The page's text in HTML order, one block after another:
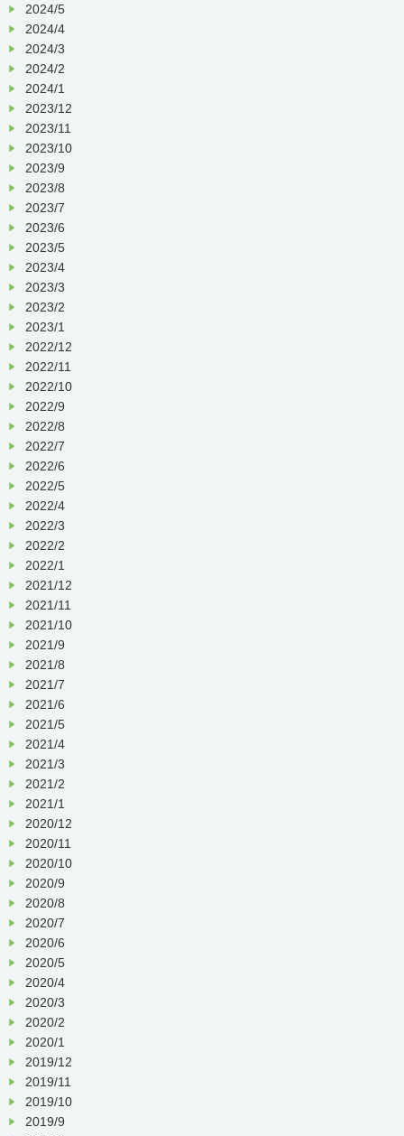
2024/5
2024/4
2024/3
2024/2
2024/1
2023/12
2023/11
2023/10
2023/9
2023/8
2023/7
2023/6
2023/5
2023/4
2023/3
2023/2
2023/1
2022/12
2022/11
2022/10
2022/9
2022/8
2022/7
2022/6
2022/5
2022/4
2022/3
2022/2
2022/1
2021/12
2021/11
2021/10
2021/9
2021/8
2021/7
2021/6
2021/5
2021/4
2021/3
2021/2
2021/1
2020/12
2020/11
2020/10
2020/9
2020/8
2020/7
2020/6
2020/5
2020/4
2020/3
2020/2
2020/1
2019/12
2019/11
2019/10
2019/9